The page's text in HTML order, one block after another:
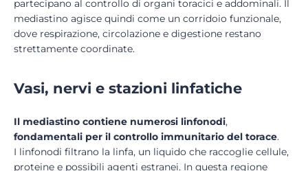
partecipano al controllo di organi toracici e addominali. Il
mediastino agisce quindi come un corridoio funzionale,
dove respirazione, circolazione e digestione restano
strettamente coordinate.
Vasi, nervi e stazioni linfatiche
Il mediastino contiene numerosi linfonodi,
fondamentali per il controllo immunitario del torace.
I linfonodi filtrano la linfa, un liquido che raccoglie cellule,
proteine e possibili agenti estranei. In questa regione